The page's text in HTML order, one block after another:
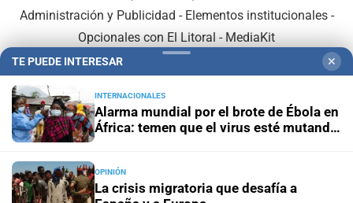
Administración y Publicidad - Elementos institucionales-
Opcionales con El Litoral - MediaKit
En Asociación con:
TE PUEDE INTERESAR ✕
INTERNACIONALES
Alarma mundial por el brote de Ébola en
África: temen que el virus esté mutando
OPINIÓN
La crisis migratoria que desafía a